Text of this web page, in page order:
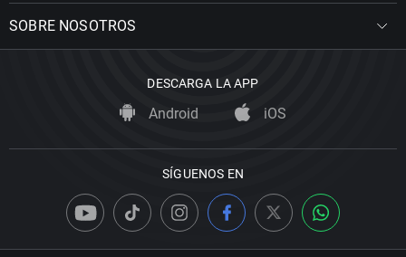
SOBRE NOSOTROS
DESCARGA LA APP
Android iOS
SÍGUENOS EN